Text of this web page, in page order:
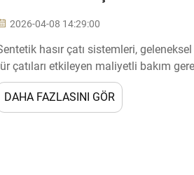
2026-04-08 14:29:00
hasır çatı sistemleri,
çatıları etkileyen maliyetli bakım
çatı sektöründe bir devrim
DAHA FAZLASINI GÖR